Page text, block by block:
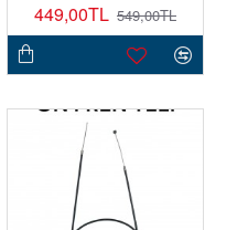
449,00TL 549,00TL